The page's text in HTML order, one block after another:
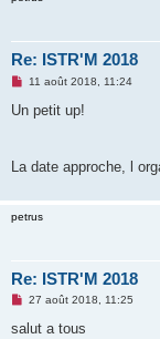
Re: ISTR'M 2018
M
s
n
n
l
11 août 2018, 11:24
Un petit up!
La date approche, l
petrus
Re: ISTR'M 2018
M
s
27 août 2018, 11:25
salut a tous